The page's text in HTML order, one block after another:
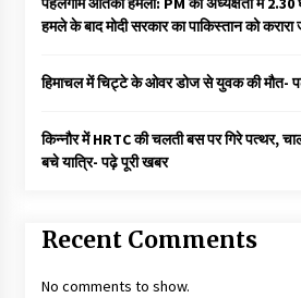
हमले के बाद मोदी सरकार का पाकिस्तान को
हिमाचल में चिट्टे के ओवर डोज से युवक की मौत-
किन्नौर में HRTC की चलती बस पर गिरे पत्थर,
बचे यात्रि- पढ़े पूरी खबर
Recent Comments
No comments to show.